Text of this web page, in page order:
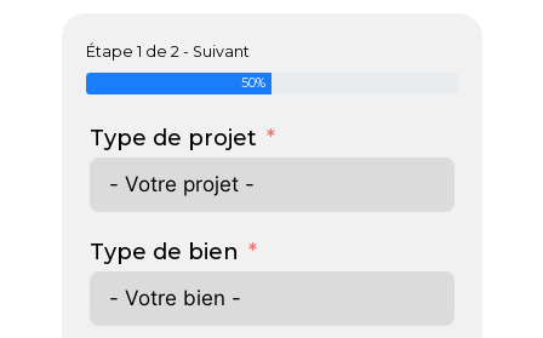
Étape 1 de 2 - Suivant
50%
Type de projet
Type de bien